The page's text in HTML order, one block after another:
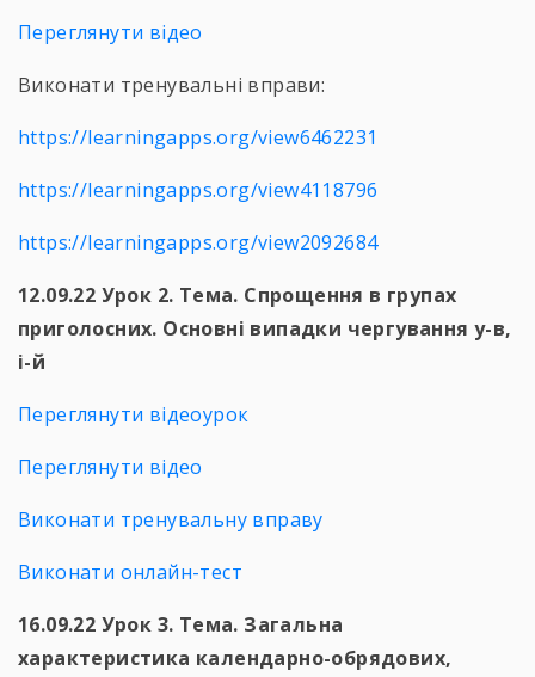
Переглянути відео
Виконати тренувальні вправи:
https://learningapps.org/view6462231
https://learningapps.org/view4118796
https://learningapps.org/view2092684
12.09.22 Урок 2. Тема. Спрощення в групах
приголосних. Основні випадки чергування у-в,
і-й
Переглянути відеоурок
Переглянути відео
Виконати тренувальну вправу
Виконати онлайн-тест
16.09.22 Урок 3. Тема. Загальна
характеристика календарно-обрядових,